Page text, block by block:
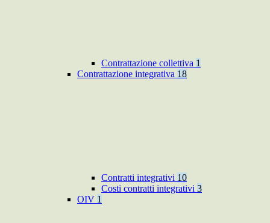
Contrattazione collettiva 1
Contrattazione integrativa 18
Contratti integrativi 10
Costi contratti integrativi 3
OIV 1